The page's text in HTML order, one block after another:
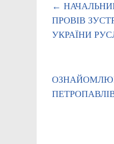
←
ПРОВІВ
УКРАЇНИ